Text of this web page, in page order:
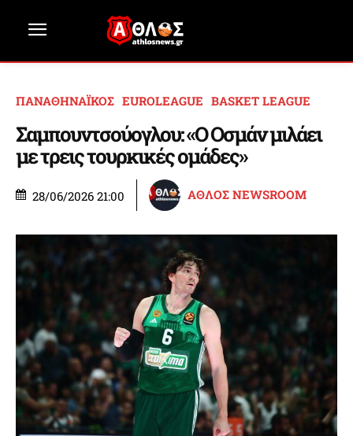
ΠΑΝΑΘΗΝΑΪΚΟΣ EUROLEAGUE BASKET LEAGUE
Σαμπουντσούογλου: «Ο Οσμάν μιλάει
με τρεις τουρκικές ομάδες»
28/06/2026 21:00 ΑΘΛΟΣ NEWSROOM